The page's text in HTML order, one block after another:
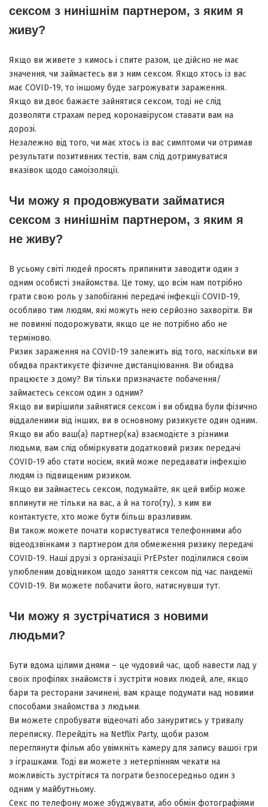
сексом з нинішнім партнером, з яким я
живу?
Якщо ви живете з кимось і спите разом, це дійсно не має
значення, чи займаєтесь ви з ним сексом. Якщо хтось із вас
має COVID-19, то іншому буде загрожувати зараження.
Якщо ви двоє бажаєте зайнятися сексом, тоді не слід
дозволяти страхам перед коронавірусом ставати вам на
дорозі.
Незалежно від того, чи має хтось із вас симптоми чи отримав
результати позитивних тестів, вам слід дотримуватися
вказівок щодо самоізоляції.
Чи можу я продовжувати займатися
сексом з нинішнім партнером, з яким я
не живу?
В усьому світі людей просять припинити заводити один з
одним особисті знайомства. Це тому, що всім нам потрібно
грати свою роль у запобіганні передачі інфекції COVID-19,
особливо тим людям, які можуть нею серйозно захворіти. Ви
не повинні подорожувати, якщо це не потрібно або не
терміново.
Ризик зараження на COVID-19 залежить від того, наскільки ви
обидва практикуєте фізичне дистанціювання. Ви обидва
працюєте з дому? Ви тільки призначаєте побачення/
займаєтесь сексом один з одним?
Якщо ви вирішили зайнятися сексом і ви обидва були фізично
віддаленими від інших, ви в основному ризикуєте один одним.
Якщо ви або ваш(а) партнер(ка) взаємодієте з різними
людьми, вам слід обміркувати додатковий ризик передачі
COVID-19 або стати носієм, який може передавати інфекцію
людям із підвищеним ризиком.
Якщо ви займаєтесь сексом, подумайте, як цей вибір може
вплинути не тільки на вас, а й на того(ту), з ким ви
контактуєте, хто може бути більш вразливим.
Ви також можете почати користуватися телефонними або
відеодзвінками з партнером для обмеження ризику передачі
COVID-19. Наші друзі з організації PrEPster поділилися своїм
улюбленим довідником щодо заняття сексом під час пандемії
COVID-19. Ви можете побачити його, натиснувши тут.
Чи можу я зустрічатися з новими
людьми?
Бути вдома цілими днями – це чудовий час, щоб навести лад у
своїх профілях знайомств і зустріти нових людей, але, якщо
бари та ресторани зачинені, вам краще подумати над новими
способами знайомства з людьми.
Ви можете спробувати відеочаті або зануритись у тривалу
переписку. Перейдіть на Netflix Party, щоби разом
переглянути фільм або увімкніть камеру для запису вашої гри
з іграшками. Тоді ви можете з нетерпінням чекати на
можливість зустрітися та пограти безпосередньо один з
одним у майбутньому.
Секс по телефону може збуджувати, або обмін фотографіями